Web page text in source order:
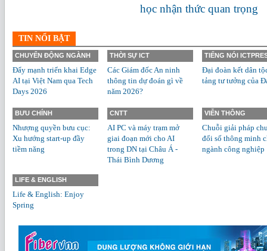
học nhận thức quan trọng
TIN NỔI BẬT
CHUYỂN ĐỘNG NGÀNH
Đẩy mạnh triển khai Edge
AI tại Việt Nam qua Tech
Days 2026
THỜI SỰ ICT
Các Giám đốc An ninh
thông tin dự đoán gì về
năm 2026?
TIẾNG NÓI
Đại đoàn kết dân
tảng tư tưởng của
BƯU CHÍNH
Nhượng quyền bưu cục:
Xu hướng start-up đầy
tiềm năng
CNTT
AI PC và máy trạm mở
giai đoạn mới cho AI
trong DN tại Châu Á -
Thái Bình Dương
VIỄN THÔNG
Chuỗi giải pháp
đổi số thông minh
ngành công nghiệp
LIFE & ENGLISH
Life & English: Enjoy
Spring